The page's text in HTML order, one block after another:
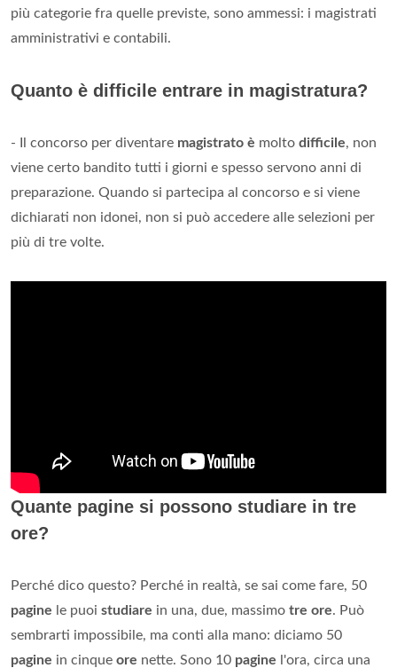
più categorie fra quelle previste, sono ammessi: i magistrati
amministrativi e contabili.
Quanto è difficile entrare in magistratura?
- Il concorso per diventare magistrato è molto difficile, non
viene certo bandito tutti i giorni e spesso servono anni di
preparazione. Quando si partecipa al concorso e si viene
dichiarati non idonei, non si può accedere alle selezioni per
più di tre volte.
Quante pagine si possono studiare in tre
ore?
Perché dico questo? Perché in realtà, se sai come fare, 50
pagine le puoi studiare in una, due, massimo tre ore. Può
sembrarti impossibile, ma conti alla mano: diciamo 50
pagine in cinque ore nette. Sono 10 pagine l'ora, circa una